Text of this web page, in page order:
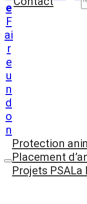
e
F
ai
r
e
u
n
d
o
n
Protection
Placement
Projets PSALa